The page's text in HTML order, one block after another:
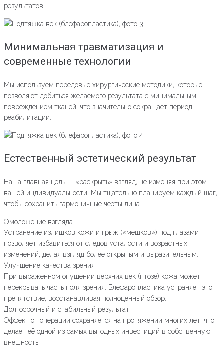
результатов.
Минимальная травматизация и
современные технологии
Мы используем передовые хирургические методики, которые
позволяют добиться желаемого результата с минимальным
повреждением тканей, что значительно сокращает период
реабилитации.
Естественный эстетический результат
Наша главная цель — «раскрыть» взгляд, не изменяя при этом
вашей индивидуальности. Мы тщательно планируем каждый шаг,
чтобы сохранить гармоничные черты лица.
Омоложение взгляда
Устранение излишков кожи и грыж («мешков») под глазами
позволяет избавиться от следов усталости и возрастных
изменений, делая взгляд более открытым и выразительным.
Улучшение качества зрения
При выраженном опущении верхних век (птозе) кожа может
перекрывать часть поля зрения. Блефаропластика устраняет это
препятствие, восстанавливая полноценный обзор.
Долгосрочный и стабильный результат
Эффект от операции сохраняется на протяжении многих лет, что
делает её одной из самых выгодных инвестиций в собственную
внешность.